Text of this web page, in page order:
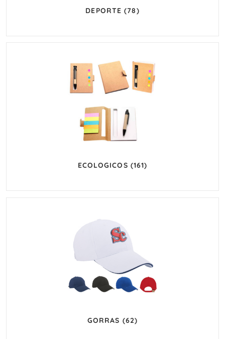
DEPORTE(78)
ECOLOGICOS (161)
GORRAS (62)